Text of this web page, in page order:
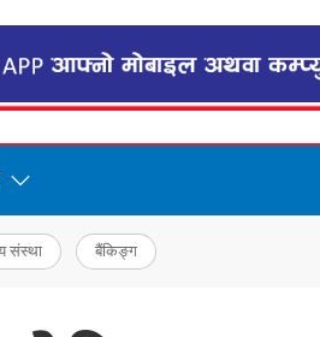
संस्था बैंकिङ्ग